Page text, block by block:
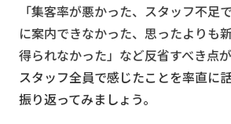
「集客率が悪かった、スタッフ不足
に案内できなかった、思ったよりも
得られなかった」など反省すべき点
スタッフ全員で感じたことを率直に
振り返ってみましょう。